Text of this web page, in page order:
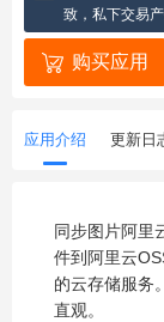
致，私下交易
购买应用
应用介绍 更新日
同步图片阿里
件到阿里云
的云存储服务
直观。